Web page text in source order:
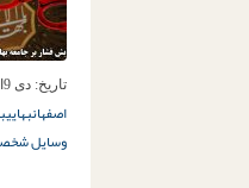
تاریخ: دی 9ام, 1397
اصفهانبهایی
وسایل